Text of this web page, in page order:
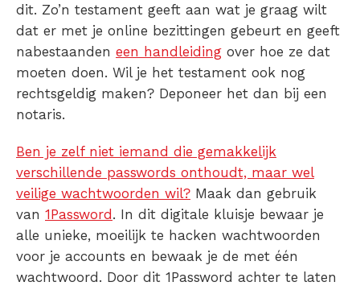
dit. Zo’n testament geeft aan wat je graag wilt
dat er met je online bezittingen gebeurt en geeft
nabestaanden een handleiding over hoe ze dat
moeten doen. Wil je het testament ook nog
rechtsgeldig maken? Deponeer het dan bij een
notaris.
Ben je zelf niet iemand die gemakkelijk
verschillende passwords onthoudt, maar wel
veilige wachtwoorden wil? Maak dan gebruik
van 1Password. In dit digitale kluisje bewaar je
alle unieke, moeilijk te hacken wachtwoorden
voor je accounts en bewaak je de met één
wachtwoord. Door dit 1Password achter te laten